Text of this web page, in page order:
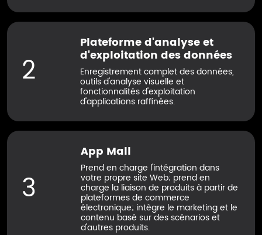
2
Plateforme d'analyse et
d'exploitation des données
Enregistrement complet des données,
outils d'analyse visuelle et
fonctionnalités d'exploitation
d'applications raffinées.
3
App Mall
Prend en charge l'intégration dans
votre propre site Web; prend en
charge la liaison de produits à partir de
plateformes de commerce
électronique; intègre le marketing et le
contenu basé sur des scénarios et
d'autres produits.